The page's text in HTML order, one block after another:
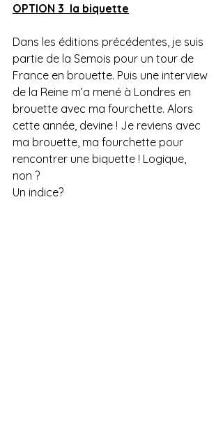
OPTION 3  la biquette
Dans les éditions précédentes, je suis
partie de la Semois pour un tour de
France en brouette. Puis une interview
de la Reine m’a mené à Londres en
brouette avec ma fourchette. Alors
cette année, devine ! Je reviens avec
ma brouette, ma fourchette pour
rencontrer une biquette ! Logique,
non ?
Un indice?